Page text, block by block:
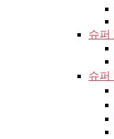
슈퍼
슈퍼